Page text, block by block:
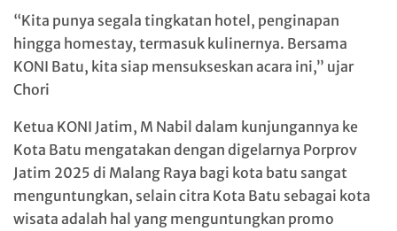
“Kita punya segala tingkatan hotel, penginapan
hingga homestay, termasuk kulinernya. Bersama
KONI Batu, kita siap mensukseskan acara ini,” ujar
Chori
Ketua KONI Jatim, M Nabil dalam kunjungannya ke
Kota Batu mengatakan dengan digelarnya Porprov
Jatim 2025 di Malang Raya bagi kota batu sangat
menguntungkan, selain citra Kota Batu sebagai kota
wisata adalah hal yang menguntungkan promo